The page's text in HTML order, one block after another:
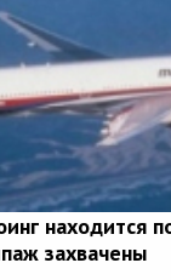
находится
захвачены